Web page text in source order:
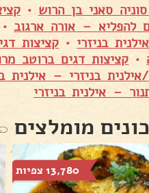
סאני בן הרוש •
להפליא – אורה ארגוב •
בניזרי • קציצות
• קציצות דגים ברוטב
בניזרי – אילנית
– אילנית בניזרי
מומלצים
13,780 צפיות